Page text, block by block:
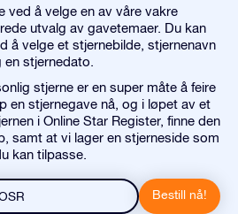
ved å velge en av våre vakre
utvalg av gavetemaer. Du kan
å velge et stjernebilde, stjernenavn
en stjernedato.
stjerne er en super måte å feire
en stjernegave nå, og i løpet av et
i Online Star Register, finne den
samt at vi lager en stjerneside som
kan tilpasse.
Bestill nå!